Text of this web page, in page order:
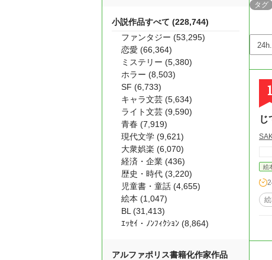
タグ
1
じ
絵
小説作品すべて (228,744)
ファンタジー (53,295)
恋愛 (66,364)
ミステリー (5,380)
ホラー (8,503)
SF (6,733)
キャラ文芸 (5,634)
ライト文芸 (9,590)
青春 (7,919)
現代文学 (9,621)
大衆娯楽 (6,070)
経済・企業 (436)
歴史・時代 (3,220)
児童書・童話 (4,655)
絵本 (1,047)
BL (31,413)
ｴｯｾｲ・ﾉﾝﾌｨｸｼｮﾝ (8,864)
アルファポリス書籍化作家作品